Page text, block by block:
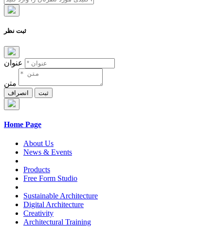
ثبت نظر
عنوان
متن
انصراف ثبت
Home Page
About Us
News & Events
Products
Free Form Studio
Sustainable Architecture
Digital Architecture
Creativity
Architectural Training